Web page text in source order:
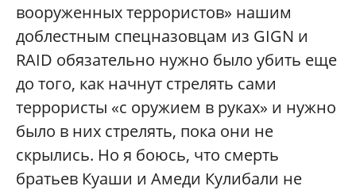
вооруженных террористов» нашим
доблестным спецназовцам из GIGN и
RAID обязательно нужно было убить еще
до того, как начнут стрелять сами
террористы «с оружием в руках» и нужно
было в них стрелять, пока они не
скрылись. Но я боюсь, что смерть
братьев Куаши и Амеди Кулибали не